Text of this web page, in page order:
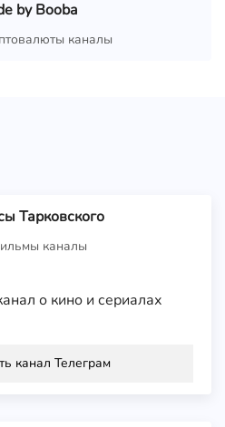
by Booba
каналы
Тарковского
каналы
о кино и сериалах
канал Телеграм